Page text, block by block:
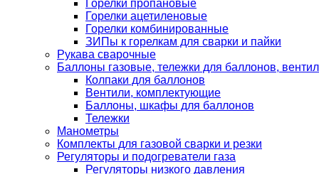
Горелки пропановые
Горелки ацетиленовые
Горелки комбинированные
ЗИПы к горелкам для сварки и пайки
Рукава сварочные
Баллоны газовые, тележки для баллонов,
Колпаки для баллонов
Вентили, комплектующие
Баллоны, шкафы для баллонов
Тележки
Манометры
Комплекты для газовой сварки и резки
Регуляторы и подогреватели газа
Регуляторы низкого давления